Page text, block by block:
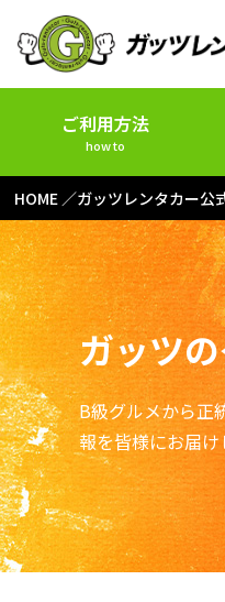
ご利用方法
how to
HOME ガッツレンタカー公
ガッツ
B級グルメから正
報を皆様にお届